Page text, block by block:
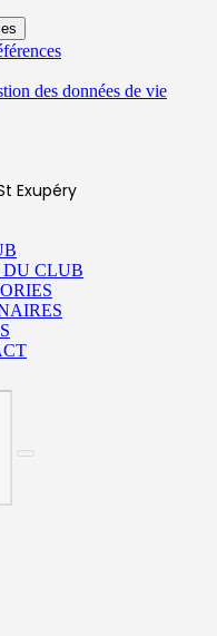
des données de vie
Exupéry
CLUB